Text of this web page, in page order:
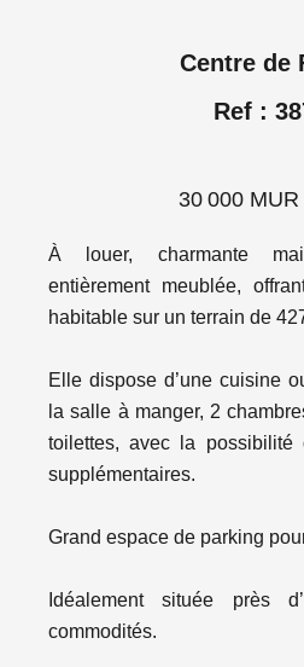
Centre de
Ref :
30 000
À louer, charmante
entièrement meublée,
habitable sur un terrain de
Elle dispose d’une cuisine
la salle à manger, 2
toilettes, avec la possibilité
supplémentaires.
Grand espace de parking
Idéalement située près
commodités.